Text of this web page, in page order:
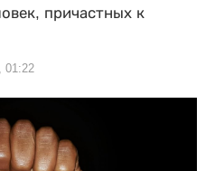
причастных к
01:22